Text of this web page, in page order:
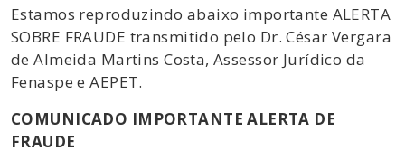
Estamos reproduzindo abaixo importante ALERTA
SOBRE FRAUDE transmitido pelo Dr. César Vergara
de Almeida Martins Costa, Assessor Jurídico da
Fenaspe e AEPET.
COMUNICADO IMPORTANTE ALERTA DE
FRAUDE